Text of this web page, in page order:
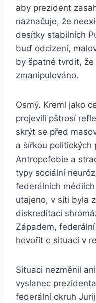
aby prezident
naznačuje, že
desítky stabilních
buď odcizení,
by špatné tvrdit, že
zmanipulováno.
Osmý. Kreml jako
projevili pštrosí
skrýt se před
a šířkou
Antropofobie a
typy sociální
federálních
utajeno, v síti byla
diskreditaci
Západem,
hovořit o situaci v
Situaci nezměnil
vyslanec
federální okruh